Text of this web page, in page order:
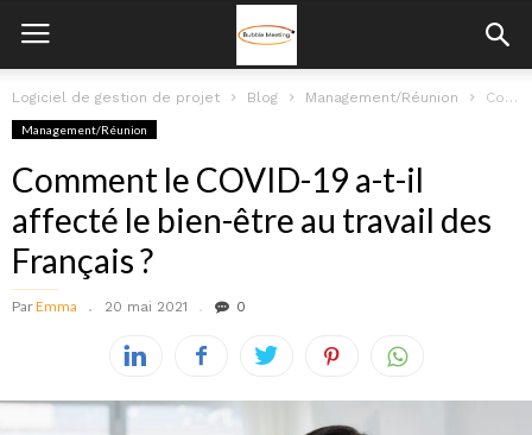
Logiciel de gestion de projet Blog Management/Réunion Comment le COVID-19 a-t-il affecté le bien-être au travail des Français ?
Management/Réunion
Comment le COVID-19 a-t-il
affecté le bien-être au travail des
Français ?
ParEmma 20 mai 2021 0